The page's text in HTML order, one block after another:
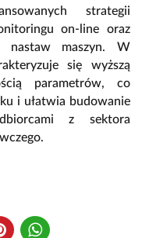
strategii
on-line oraz
nastaw maszyn. W
się wyższą
parametrów, co
i ułatwia budowanie
z sektora